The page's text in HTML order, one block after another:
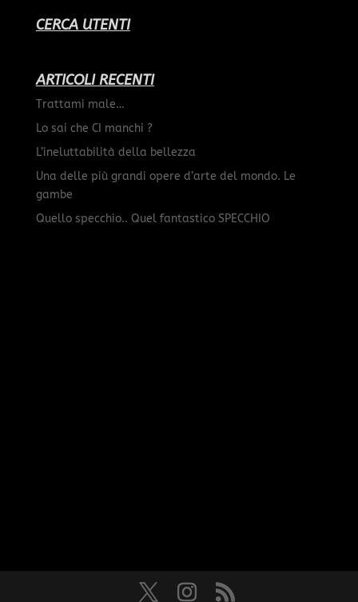
CERCA UTENTI
ARTICOLI RECENTI
Trattami male…
Lo sai che CI manchi ?
L’ineluttabilità della bellezza
Una delle più grandi opere d’arte del mondo. Le
gambe
Quello specchio.. Quel fantastico SPECCHIO